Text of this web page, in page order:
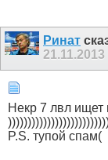
Ринат
21.11.2013
Некр 7 лвл ищет
P.S. тупой спам(